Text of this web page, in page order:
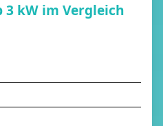
kW im Vergleich